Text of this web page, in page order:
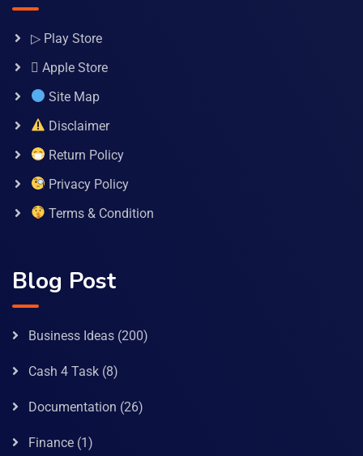
▷ Play Store
 Apple Store
Site Map
Disclaimer
Return Policy
Privacy Policy
Terms & Condition
Blog Post
Business Ideas (200)
Cash 4 Task (8)
Documentation (26)
Finance (1)